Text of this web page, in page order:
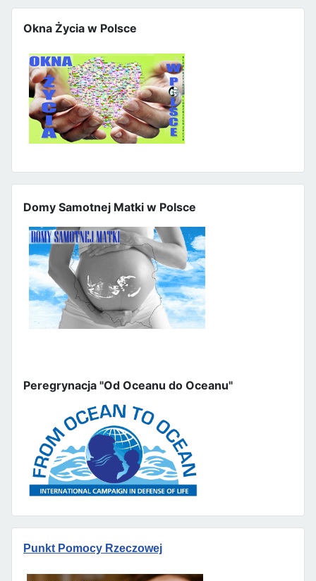
Okna Życia w Polsce
Domy Samotnej Matki w Polsce
Peregrynacja "Od Oceanu do Oceanu"
Punkt Pomocy Rzeczowej